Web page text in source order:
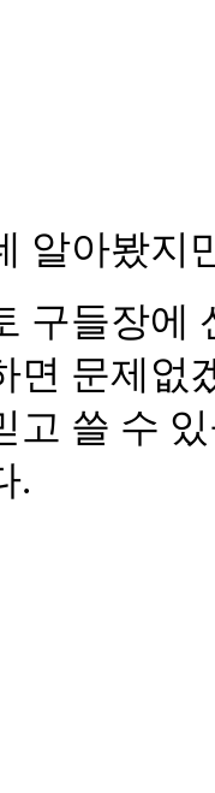
알아봤지
구들장에
면 문제없
고 쓸 수
.